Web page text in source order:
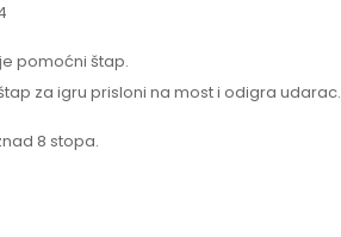
pomoćni štap.
za igru prisloni na most i odigra udarac.
8 stopa.